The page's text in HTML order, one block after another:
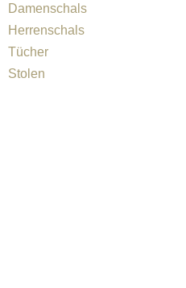
Damenschals
Herrenschals
Tücher
Stolen